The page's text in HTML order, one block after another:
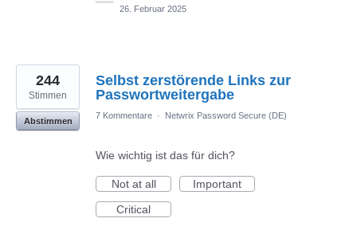
26. Februar 2025
Selbst zerstörende Links zur
Passwortweitergabe
244
Stimmen
Abstimmen
7 Kommentare · Netwrix Password Secure (DE)
Wie wichtig ist das für dich?
Not at all
Important
Critical